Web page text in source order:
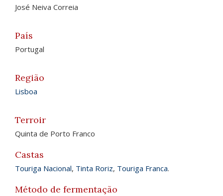
José Neiva Correia
País
Portugal
Região
Lisboa
Terroir
Quinta de Porto Franco
Castas
Touriga Nacional, Tinta Roriz, Touriga Franca.
Método de fermentação